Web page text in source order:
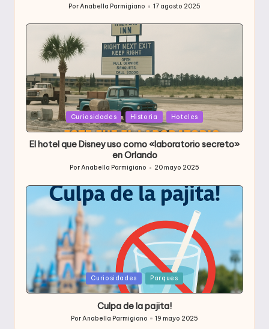
Publicado
por
PorAnabella Parmigiano 17 agosto 2025
Publicada
en
Curiosidades Historia Hoteles
El hotel que Disney uso como «laboratorio secreto»
en Orlando
PorAnabella Parmigiano 20 mayo 2025
Publicada
en
Curiosidades Parques
Culpa de la pajita!
Publicado
PorAnabella Parmigiano 19 mayo 2025